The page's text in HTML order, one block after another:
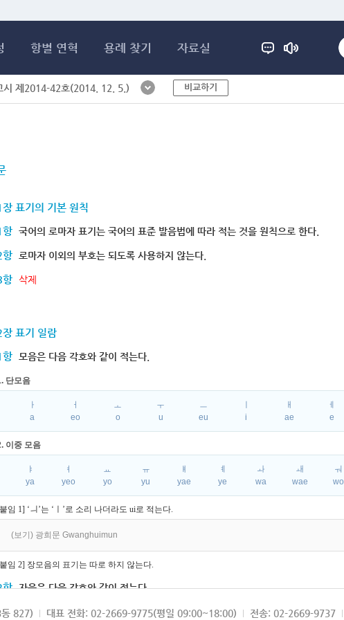
항별 연혁 용례 찾기 자료실
시 제2014-42호(2014. 12. 5.) 비교하기
표기의 기본 원칙
항 국어의 로마자 표기는 국어의 표준 발음법에 따라 적는 것을 원칙으로 한다.
항 로마자 이외의 부호는 되도록 사용하지 않는다.
항 삭제
장 표기 일람
항 모음은 다음 각호와 같이 적는다.
단모음
ㅏ
a
ㅓ
eo
ㅗ
o
ㅜ
u
ㅡ
eu
i
ㅐ
ae
ㅔ
e
이중 모음
ㅑ
ya
ㅕ
yeo
ㅛ
yo
ㅠ
yu
ㅒ
yae
ㅖ
ye
ㅘ
wa
ㅙ
wae
ㅝ
wo
임 1] ‘ㅢ’는 ‘ㅣ’로 소리 나더라도 ui로 적는다.
(보기) 광희문 Gwanghuimun
임 2] 장모음의 표기는 따로 하지 않는다.
항 자음은 다음 각호와 같이 적는다.
파열음
827) 대표 전화: 02-2669-9775(평일 09:00~18:00) 전송: 02-2669-9737